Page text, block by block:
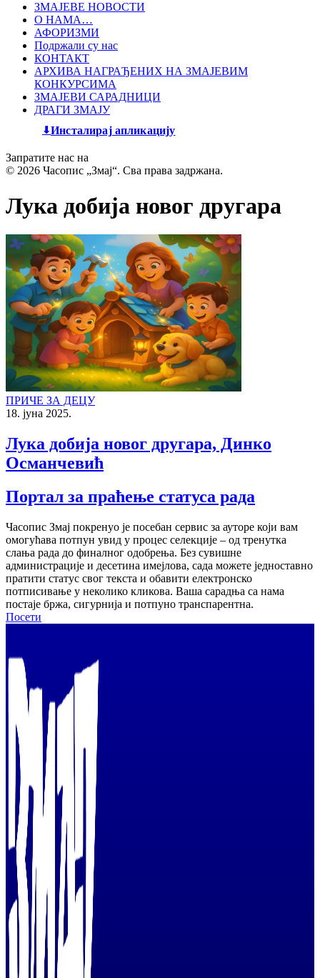
ЗМАЈЕВЕ НОВОСТИ
О НАМА…
АФОРИЗМИ
Подржали су нас
КОНТАКТ
АРХИВА НАГРАЂЕНИХ НА ЗМАЈЕВИМ
КОНКУРСИМА
ЗМАЈЕВИ САРАДНИЦИ
ДРАГИ ЗМАЈУ
Инсталирај апликацију
Запратите нас на
© 2026 Часопис „Змај“. Сва права задржана.
Лука добија новог другара
ПРИЧЕ ЗА ДЕЦУ
18. јуна 2025.
Лука добија новог другара, Динко
Османчевић
Портал за праћење статуса рада
Часопис Змај покренуо је посебан сервис за ауторе који вам
омогућава потпун увид у процес селекције – од тренутка
слања рада до финалног одобрења. Без сувишне
администрације и десетина имејлова, сада можете једноставно
пратити статус свог текста и обавити електронско
потписивање у неколико кликова. Ваша сарадња са нама
постаје бржа, сигурнија и потпуно транспарентна.
Посети